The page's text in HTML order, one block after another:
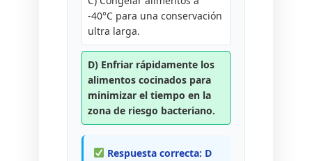
-40°C para una conservación
ultra larga.
D) Enfriar rápidamente los
alimentos cocinados para
minimizar el tiempo en la
zona de riesgo bacteriano.
Respuesta correcta: D